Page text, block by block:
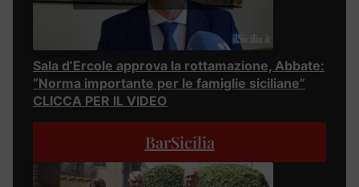
Sala d’Ercole approva la rottamazione, Abbate:
“Norma importante per le famiglie siciliane”
CLICCA PER IL VIDEO
BarSicilia